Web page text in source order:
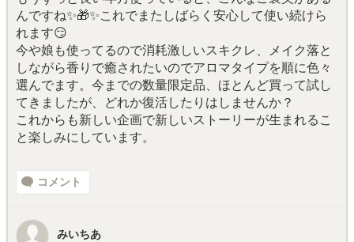
んですね✨🎁✨これでまたしばらく安心して使い続けら
れます😏
今や娘も使ってるので消耗激しいスキクレ、メイク落と
しながら香りで癒されたいのでアロマタイプを順に色々
選んでます。今までの数量限定品、ほとんど買って試し
てきましたが、どれか復活したりはしませんか？
これからも新しい企画で新しいストーリーが生まれるこ
と楽しみにしています。
コメント
みいちあ